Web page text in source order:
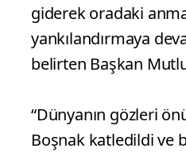
giderek oradaki
yankılandırmaya
belirten Başkan
“Dünyanın gözleri
Boşnak katledildi ve